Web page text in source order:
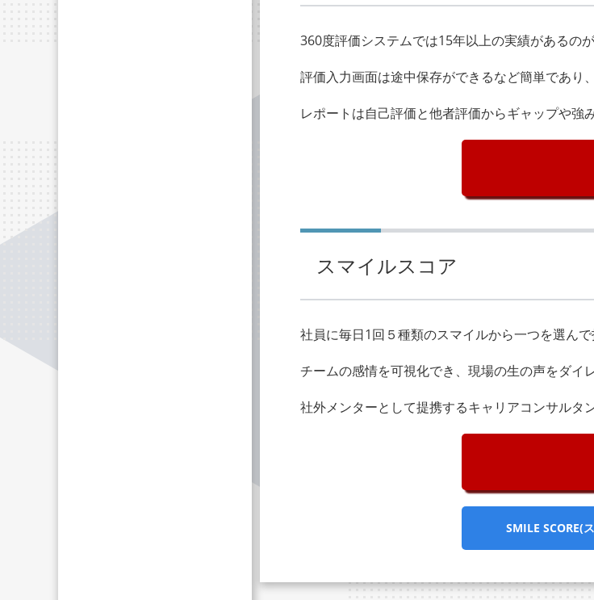
360度評価システムでは15年以上の実績があるのが
評価入力画面は途中保存ができるなど簡単であり
レポートは自己評価と他者評価からギャップや強
スマイルスコア
社員に毎日1回５種類のスマイルから一つを選ん
チームの感情を可視化でき、現場の生の声をダイ
社外メンターとして提携するキャリアコンサルタ
SMILE SCORE(